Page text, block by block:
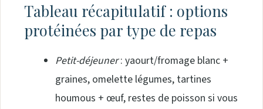
Tableau récapitulatif : options
protéinées par type de repas
Petit-déjeuner: yaourt/fromage blanc +
graines, omelette légumes, tartines
houmous + œuf, restes de poisson si vous